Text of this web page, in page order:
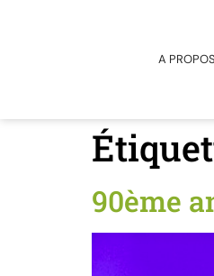
A PROPOS
90ème